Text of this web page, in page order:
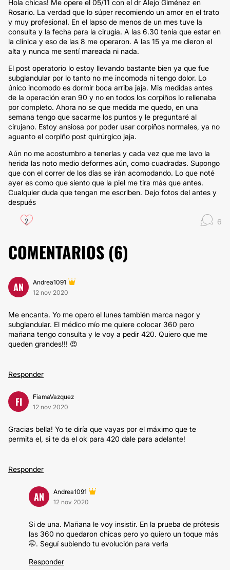
Hola chicas! Me opere el 05/11 con el dr Alejo Giménez en
Rosario. La verdad que lo súper recomiendo un amor en el trato
y muy profesional. En el lapso de menos de un mes tuve la
consulta y la fecha para la cirugía. A las 6.30 tenía que estar en
la clínica y eso de las 8 me operaron. A las 15 ya me dieron el
alta y nunca me sentí mareada ni nada.
El post operatorio lo estoy llevando bastante bien ya que fue
subglandular por lo tanto no me incomoda ni tengo dolor. Lo
único incomodo es dormir boca arriba jaja. Mis medidas antes
de la operación eran 90 y no en todos los corpiños lo rellenaba
por completo. Ahora no se que medida me quedo, en una
semana tengo que sacarme los puntos y le preguntaré al
cirujano. Estoy ansiosa por poder usar corpiños normales, ya no
aguanto el corpiño post quirúrgico jaja.
Aún no me acostumbro a tenerlas y cada vez que me lavo la
herida las noto medio deformes aún, como cuadradas. Supongo
que con el correr de los días se irán acomodando. Lo que noté
ayer es como que siento que la piel me tira más que antes.
Cualquier duda que tengan me escriben. Dejo fotos del antes y
después
2 6
COMENTARIOS (6)
AN
Andrea1091
12 nov 2020
Me encanta. Yo me opero el lunes también marca nagor y
subglandular. El médico mío me quiere colocar 360 pero
mañana tengo consulta y le voy a pedir 420. Quiero que me
queden grandes!!! 😍
Responder
FI
FiamaVazquez
12 nov 2020
Gracias bella! Yo te diría que vayas por el máximo que te
permita el, si te da el ok para 420 dale para adelante!
Responder
AN
Andrea1091
12 nov 2020
Si de una. Mañana le voy insistir. En la prueba de prótesis
las 360 no quedaron chicas pero yo quiero un toque más
🤭. Seguí subiendo tu evolución para verla
Responder